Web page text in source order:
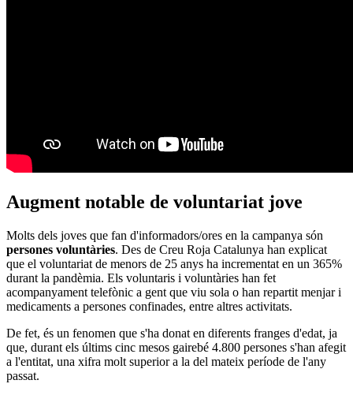
Augment notable de voluntariat jove
Molts dels joves que fan d'informadors/ores en la campanya són
persones voluntàries. Des de Creu Roja Catalunya han explicat
que el voluntariat de menors de 25 anys ha incrementat en un 365%
durant la pandèmia. Els voluntaris i voluntàries han fet
acompanyament telefònic a gent que viu sola o han repartit menjar i
medicaments a persones confinades, entre altres activitats.
De fet, és un fenomen que s'ha donat en diferents franges d'edat, ja
que, durant els últims cinc mesos gairebé 4.800 persones s'han afegit
a l'entitat, una xifra molt superior a la del mateix període de l'any
passat.